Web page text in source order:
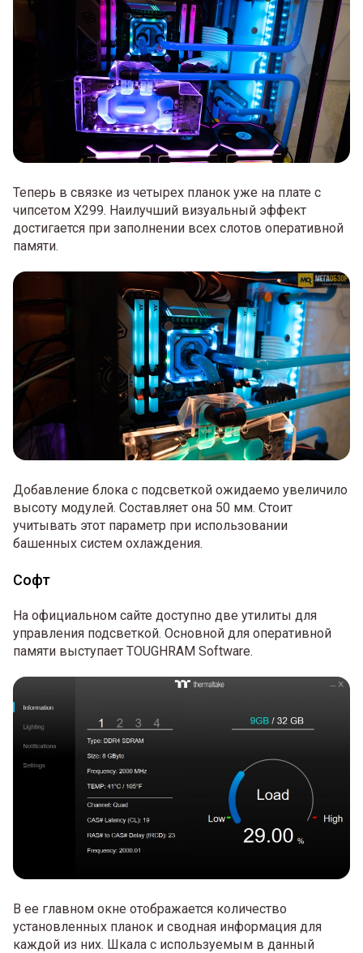
Теперь в связке из четырех планок уже на плате с
чипсетом X299. Наилучший визуальный эффект
достигается при заполнении всех слотов оперативной
памяти.
Добавление блока с подсветкой ожидаемо увеличило
высоту модулей. Составляет она 50 мм. Стоит
учитывать этот параметр при использовании
башенных систем охлаждения.
Софт
На официальном сайте доступно две утилиты для
управления подсветкой. Основной для оперативной
памяти выступает TOUGHRAM Software.
В ее главном окне отображается количество
установленных планок и сводная информация для
каждой из них. Шкала с используемым в данный